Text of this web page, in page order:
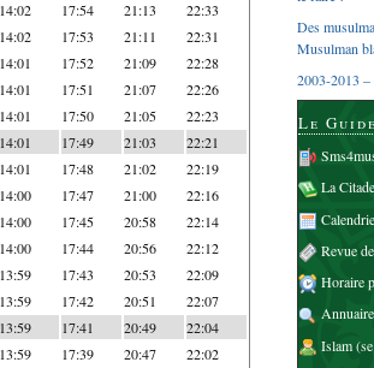
14:02 17:54 21:13 22:33
14:02 17:53 21:11 22:31
14:01 17:52 21:09 22:28
14:01 17:51 21:07 22:26
14:01 17:50 21:05 22:23
14:01 17:49 21:03 22:21
14:01 17:48 21:02 22:19
14:00 17:47 21:00 22:16
14:00 17:45 20:58 22:14
14:00 17:44 20:56 22:12
13:59 17:43 20:53 22:09
13:59 17:42 20:51 22:07
13:59 17:41 20:49 22:04
13:59 17:39 20:47 22:02
Des
Musulman
2003-2013 –
Le
La
Revue
Horaire
Islam